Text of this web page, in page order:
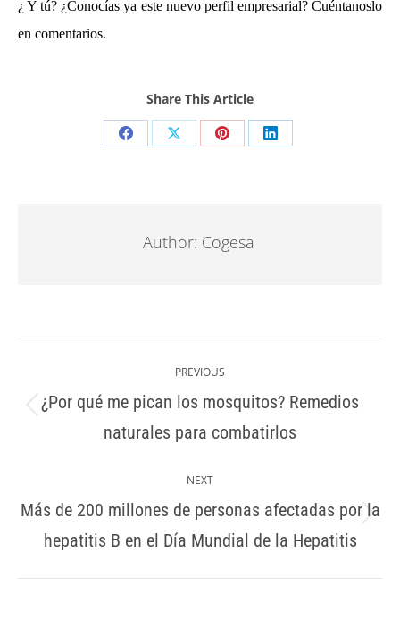
¿ Y tú? ¿Conocías ya este nuevo perfil empresarial? Cuéntanoslo
en comentarios.
Share This Article
Share Share Share Share
Author: Cogesa
Post
PREVIOUS
Previous
post:
¿Por qué me pican los mosquitos? Remedios
naturales para combatirlos
NEXT
post:
Más de 200 millones de personas afectadas por la
hepatitis B en el Día Mundial de la Hepatitis